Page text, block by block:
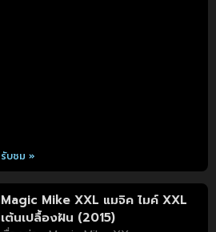
รับชม »
Magic Mike XXL แมจิค ไมค์ XXL
เต้นเปลื้องฝัน (2015)